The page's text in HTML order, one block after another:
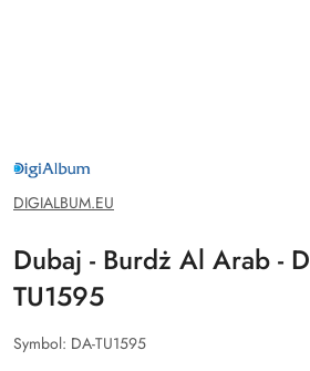
DIGIALBUM.EU
DIGIALBUM.EU
Dubaj - Burdż Al Arab -
TU1595
Symbol: DA-TU1595